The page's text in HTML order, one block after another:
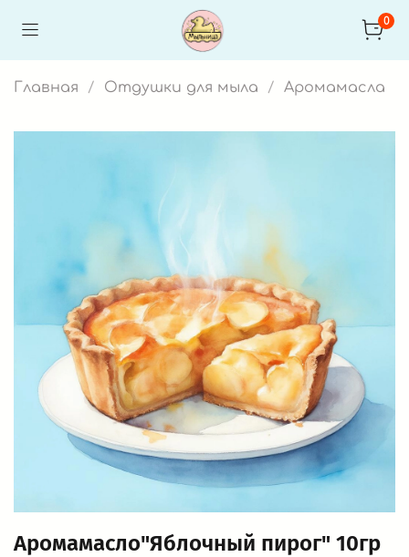
0
Главная Отдушки для мыла Аромамасла
Аромамасло"Яблочный пирог" 10гр